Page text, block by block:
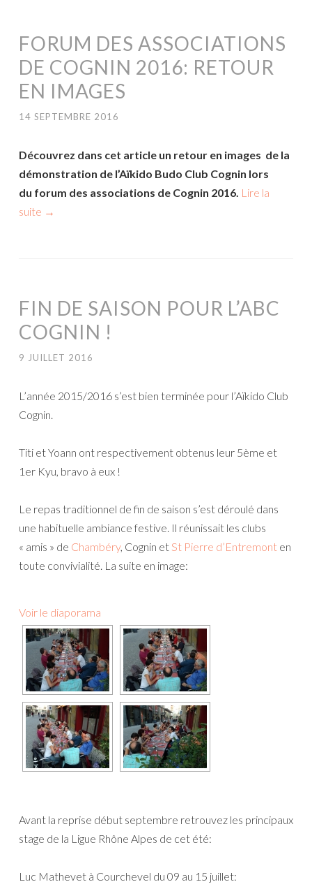
FORUM DES ASSOCIATIONS
DE COGNIN 2016: RETOUR
EN IMAGES
14 SEPTEMBRE 2016
Découvrez dans cet article un retour en images de la
démonstration de l’Aïkido Budo Club Cognin lors
du forum des associations de Cognin 2016. Lire la
suite →
FIN DE SAISON POUR L’ABC
COGNIN !
9 JUILLET 2016
L’année 2015/2016 s’est bien terminée pour l’Aïkido Club
Cognin.
Titi et Yoann ont respectivement obtenus leur 5ème et
1er Kyu, bravo à eux !
Le repas traditionnel de fin de saison s’est déroulé dans
une habituelle ambiance festive. Il réunissait les clubs
« amis » de Chambéry, Cognin etSt Pierre d’Entremont en
toute convivialité. La suite en image:
Voir le diaporama
Avant la reprise début septembre retrouvez les principaux
stage de la Ligue Rhône Alpes de cet été:
Luc Mathevet à Courchevel du 09 au 15 juillet: